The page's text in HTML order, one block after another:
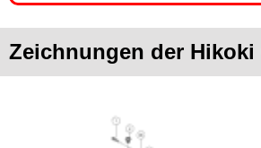
Zeichnungen der Hikoki